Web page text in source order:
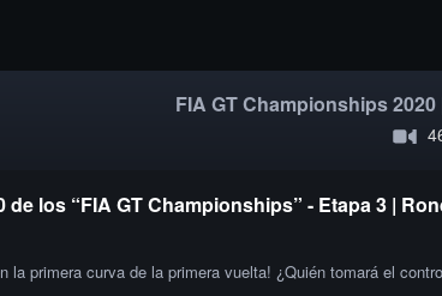
FIA GT Championships
de los “FIA GT Championships” - Etapa 3 |
la primera curva de la primera vuelta! ¿Quién tomará el